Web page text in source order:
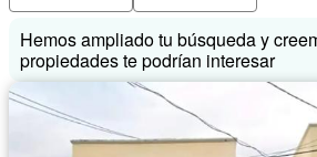
Hemos ampliado tu búsqueda y
propiedades te podrían interesar